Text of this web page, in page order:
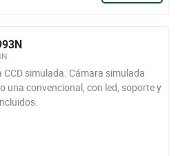
CCD simulada. Cámara simulada
una convencional, con led, soporte y